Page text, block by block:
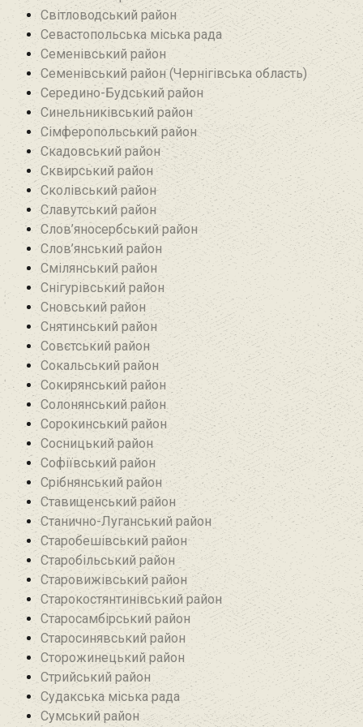
Світловодський район
Севастопольська міська рада
Семенівський район
Семенівський район (Чернігівська область)
Середино-Будський район
Синельниківський район
Сімферопольський район
Скадовський район
Сквирський район
Сколівський район
Славутський район
Слов’яносербський район
Слов’янський район
Смілянський район
Снігурівський район‎
Сновський район
Снятинський район
Совєтський район
Сокальський район
Сокирянський район
Солонянський район
Сорокинський район
Сосницький район
Софіївський район
Срібнянський район‎
Ставищенський район
Станично-Луганський район‎
Старобешівський район‎
Старобільський район
Старовижівський район
Старокостянтинівський район
Старосамбірський район
Старосинявський район
Сторожинецький район
Стрийський район
Судакська міська рада
Сумський район